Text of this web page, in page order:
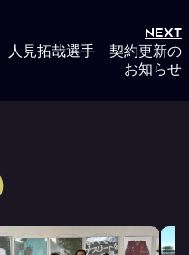
NEXT
人見拓哉選手 契約更新の
お知らせ